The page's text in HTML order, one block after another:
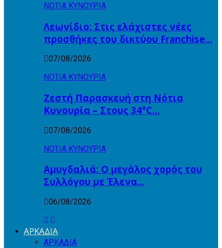
ΝΟΤΙΑ ΚΥΝΟΥΡΙΑ
Λεωνίδιο: Στις ελάχιστες νέες
προσθήκες του δικτύου Franchise…
07/08/2026
ΝΟΤΙΑ ΚΥΝΟΥΡΙΑ
Ζεστή Παρασκευή στη Νότια
Κυνουρία – Στους 34°C…
07/08/2026
ΝΟΤΙΑ ΚΥΝΟΥΡΙΑ
Αμυγδαλιά: Ο μεγάλος χορός του
Συλλόγου με Έλενα…
06/08/2026
ΑΡΚΑΔΙΑ
ΑΡΚΑΔΙΑ